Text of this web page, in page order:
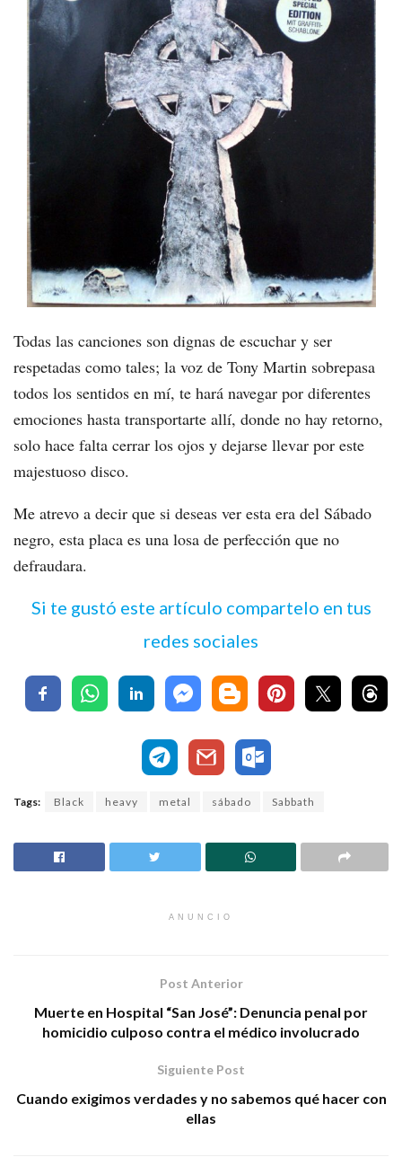
Todas las canciones son dignas de escuchar y ser
respetadas como tales; la voz de Tony Martin sobrepasa
todos los sentidos en mí, te hará navegar por diferentes
emociones hasta transportarte allí, donde no hay retorno,
solo hace falta cerrar los ojos y dejarse llevar por este
majestuoso disco.
Me atrevo a decir que si deseas ver esta era del Sábado
negro, esta placa es una losa de perfección que no
defraudara.
Si te gustó este artículo compartelo en tus
redes sociales
Tags: Black heavy metal sábado Sabbath
ANUNCIO
Post Anterior
Muerte en Hospital “San José”: Denuncia penal por
homicidio culposo contra el médico involucrado
Siguiente Post
Cuando exigimos verdades y no sabemos qué hacer con
ellas